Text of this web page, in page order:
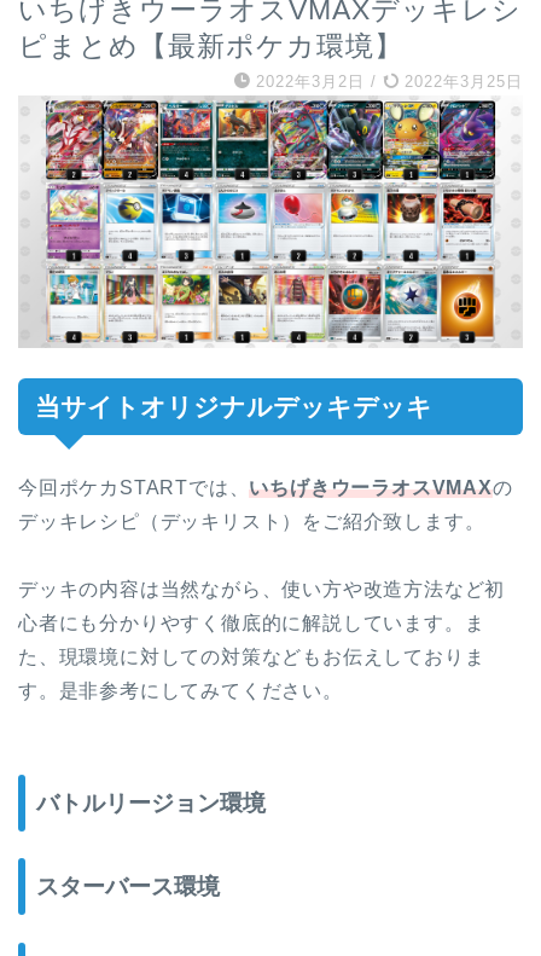
いちげきウーラオスVMAXデッキレシ
ピまとめ【最新ポケカ環境】
2022年3月2日 / 2022年3月25日
当サイトオリジナルデッキデッキ
今回ポケカSTARTでは、いちげきウーラオスVMAXの
デッキレシピ（デッキリスト）をご紹介致します。
デッキの内容は当然ながら、使い方や改造方法など初
心者にも分かりやすく徹底的に解説しています。ま
た、現環境に対しての対策などもお伝えしておりま
す。是非参考にしてみてください。
バトルリージョン環境
スターバース環境